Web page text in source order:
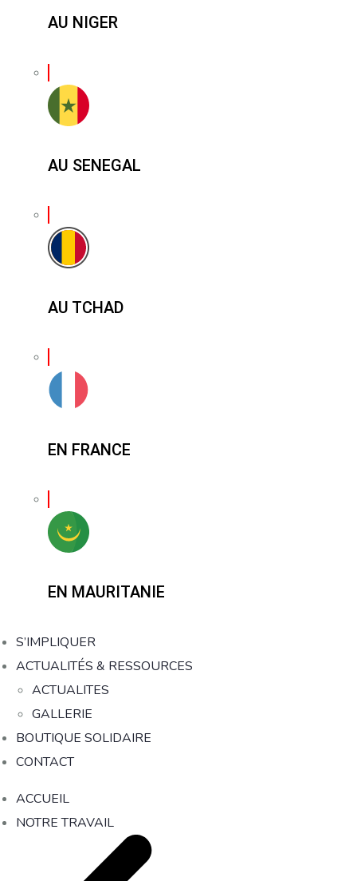
AU NIGER
AU SENEGAL
AU TCHAD
EN FRANCE
EN MAURITANIE
S’IMPLIQUER
ACTUALITÉS & RESSOURCES
ACTUALITES
GALLERIE
BOUTIQUE SOLIDAIRE
CONTACT
ACCUEIL
NOTRE TRAVAIL